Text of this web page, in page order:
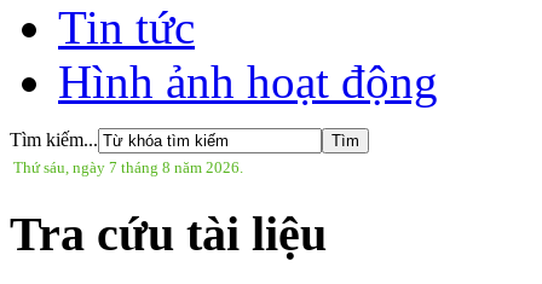
Tin tức
Hình ảnh hoạt động
Tìm kiếm...
Thứ sáu, ngày 7 tháng 8 năm 2026.
Tra cứu tài liệu